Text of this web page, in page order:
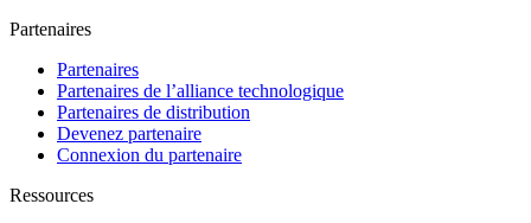
Partenaires
Partenaires
Partenaires de l’alliance technologique
Partenaires de distribution
Devenez partenaire
Connexion du partenaire
Ressources